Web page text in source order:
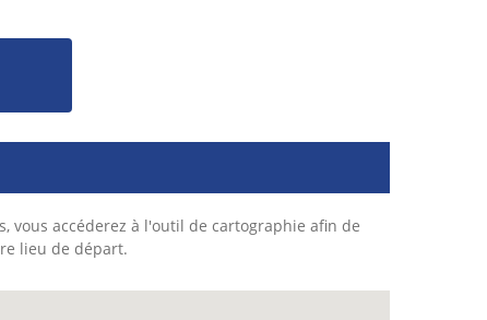
vous accéderez à l'outil de cartographie afin de
lieu de départ.